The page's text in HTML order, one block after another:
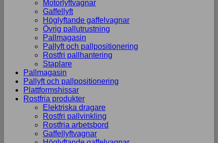
Motorlyftvagnar
Gaffellyft
Höglyftande gaffelvagnar
Övrig pallutrustning
Pallmagasin
Pallyft och pallpositionering
Rostfri pallhantering
Staplare
Pallmagasin
Pallyft och pallpositionering
Plattformshissar
Rostfria produkter
Elektriska dragare
Rostfri pallvinkling
Rostfria arbetsbord
Gaffellyftvagnar